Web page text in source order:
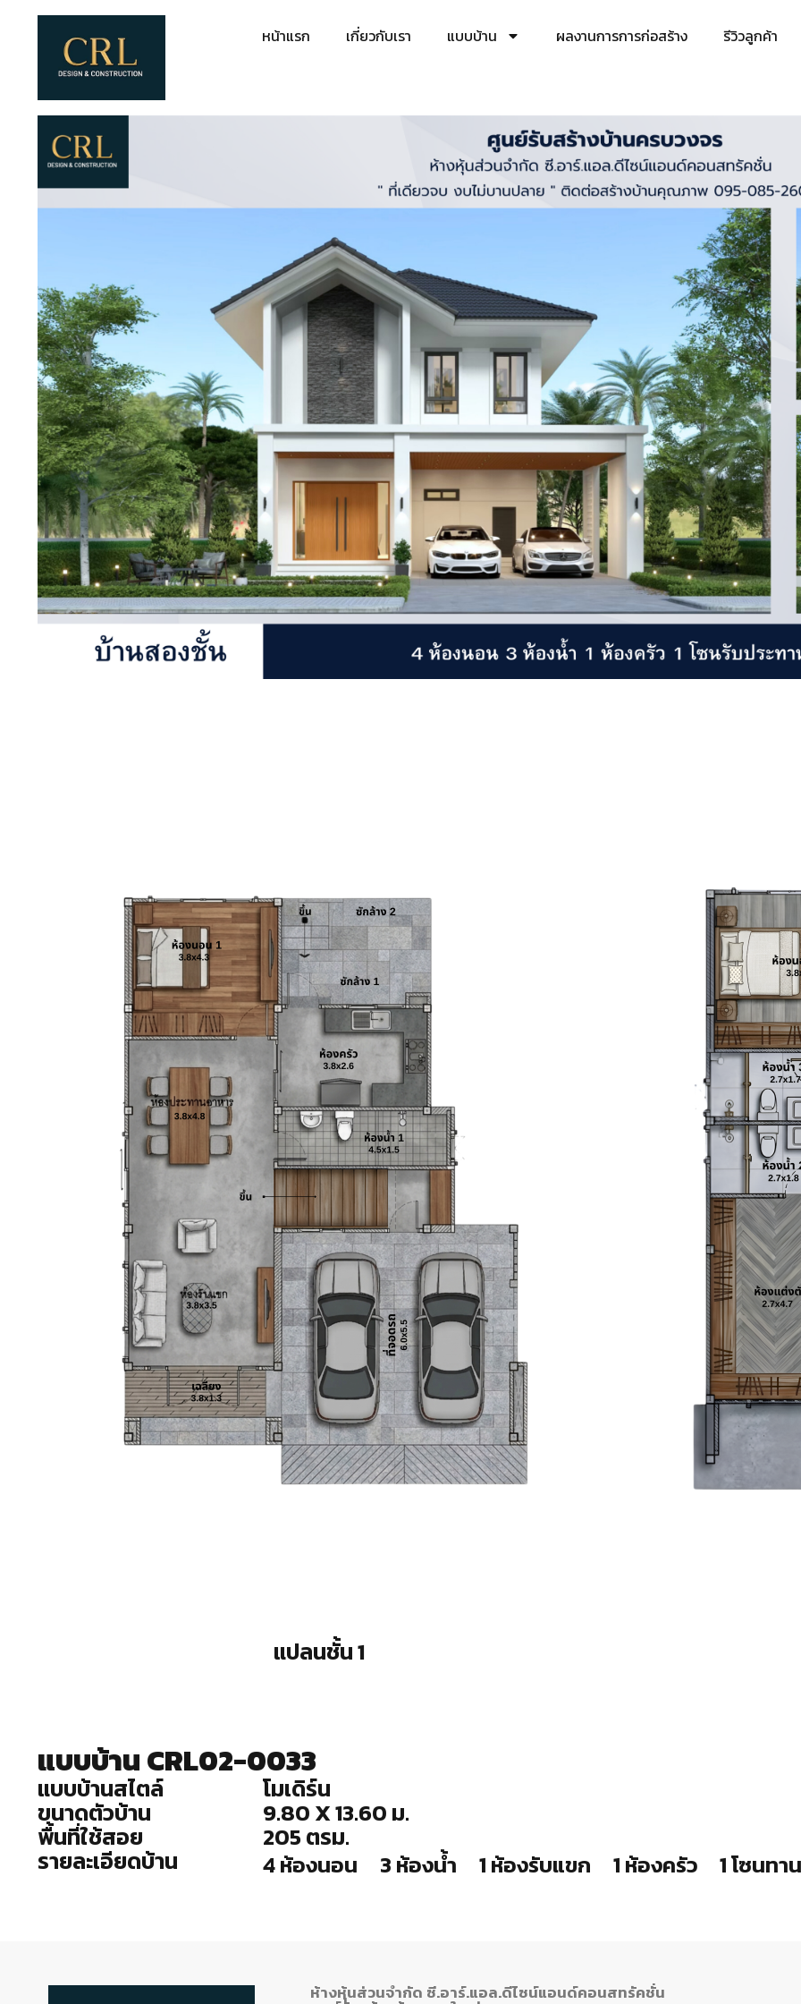
หน้าแรก เกี่ยวกับเรา แบบบ้าน ผลงานการการก่อสร้าง รีวิวลูกค้า
แปลนชั้น 1
แบบบ้าน CRL02-0033
แบบบ้านสไตล์ โมเดิร์น
ขนาดตัวบ้าน 9.80 X 13.60 ม.
พื้นที่ใช้สอย 205 ตรม.
รายละเอียดบ้าน 4 ห้องนอน 3 ห้องน้ำ 1 ห้องรับแขก 1 ห้องครัว 1 โซนทา
ห้างหุ้นส่วนจำกัด ซี.อาร์.แอล.ดีไซน์แอนด์คอนสทรัคชั่น